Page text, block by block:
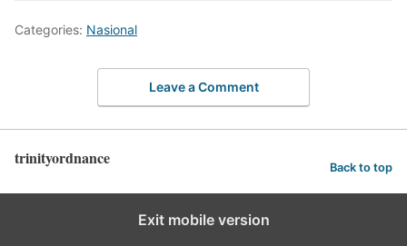
Categories: Nasional
Leave a Comment
trinityordnance Back to top
Exit mobile version